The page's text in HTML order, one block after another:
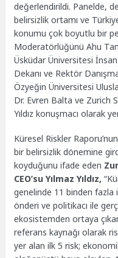
değerlendirildi. Panelde,
belirsizlik ortamı ve
konumu çok boyutlu bir
Moderatörlüğünü Ahu
Üsküdar Üniversitesi
Dekanı ve Rektör
Özyeğin Üniversitesi
Dr. Evren Balta ve Zurich
Yıldız konuşmacı olarak
Küresel Riskler
bir belirsizlik dönemine
koyduğunu ifade eden
CEO’su Yılmaz Yıldız,
genelinde 11 binden fazla
önderi ve politikacı ile
ekosistemden ortaya
referans kaynağı olarak
yer alan ilk 5 risk;